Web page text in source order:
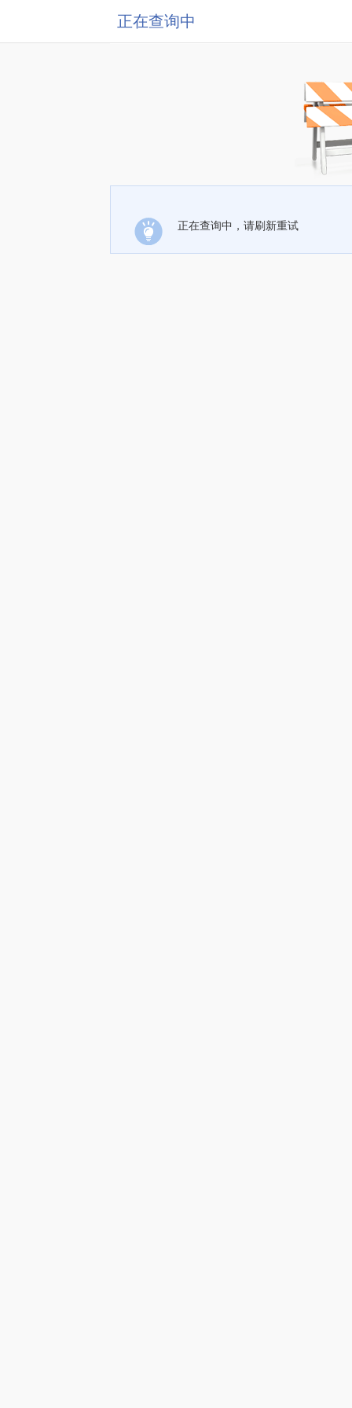
正在查询中
正在查询中，请刷新重试